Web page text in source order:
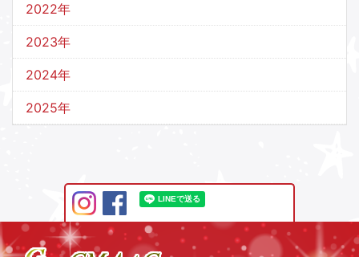
2022年
2023年
2024年
2025年